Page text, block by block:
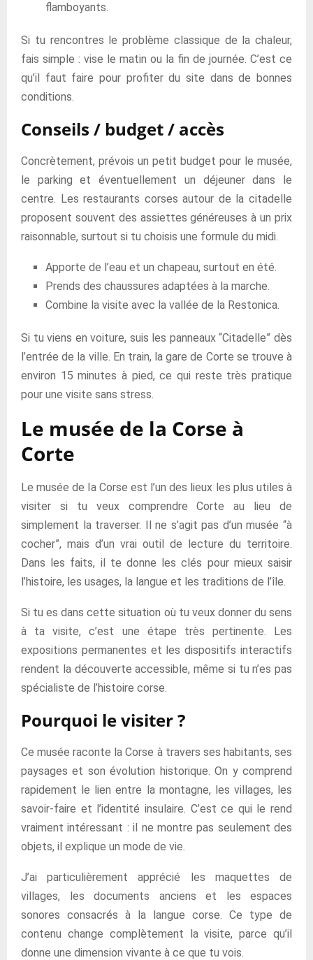
flamboyants.
Si tu rencontres le problème classique de la chaleur,
fais simple : vise le matin ou la fin de journée. C’est ce
qu’il faut faire pour profiter du site dans de bonnes
conditions.
Conseils / budget / accès
Concrètement, prévois un petit budget pour le musée,
le parking et éventuellement un déjeuner dans le
centre. Les restaurants corses autour de la citadelle
proposent souvent des assiettes généreuses à un prix
raisonnable, surtout si tu choisis une formule du midi.
Apporte de l’eau et un chapeau, surtout en été.
Prends des chaussures adaptées à la marche.
Combine la visite avec la vallée de la Restonica.
Si tu viens en voiture, suis les panneaux “Citadelle” dès
l’entrée de la ville. En train, la gare de Corte se trouve à
environ 15 minutes à pied, ce qui reste très pratique
pour une visite sans stress.
Le musée de la Corse à
Corte
Le musée de la Corse est l’un des lieux les plus utiles à
visiter si tu veux comprendre Corte au lieu de
simplement la traverser. Il ne s’agit pas d’un musée “à
cocher”, mais d’un vrai outil de lecture du territoire.
Dans les faits, il te donne les clés pour mieux saisir
l’histoire, les usages, la langue et les traditions de l’île.
Si tu es dans cette situation où tu veux donner du sens
à ta visite, c’est une étape très pertinente. Les
expositions permanentes et les dispositifs interactifs
rendent la découverte accessible, même si tu n’es pas
spécialiste de l’histoire corse.
Pourquoi le visiter ?
Ce musée raconte la Corse à travers ses habitants, ses
paysages et son évolution historique. On y comprend
rapidement le lien entre la montagne, les villages, les
savoir-faire et l’identité insulaire. C’est ce qui le rend
vraiment intéressant : il ne montre pas seulement des
objets, il explique un mode de vie.
J’ai particulièrement apprécié les maquettes de
villages, les documents anciens et les espaces
sonores consacrés à la langue corse. Ce type de
contenu change complètement la visite, parce qu’il
donne une dimension vivante à ce que tu vois.